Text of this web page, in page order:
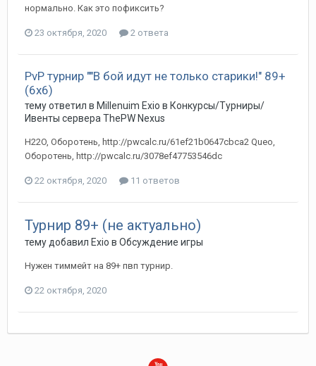
нормально. Как это пофиксить?
23 октября, 2020 2 ответа
PvP турнир ""В бой идут не только старики!" 89+
(6х6)
тему ответил в Millenuim Exio в Конкурсы/Турниры/
Ивенты сервера ThePW Nexus
H22O, Оборотень, http://pwcalc.ru/61ef21b0647cbca2 Queo,
Оборотень, http://pwcalc.ru/3078ef47753546dc
22 октября, 2020 11 ответов
Турнир 89+ (не актуально)
тему добавил Exio в Обсуждение игры
Нужен тиммейт на 89+ пвп турнир.
22 октября, 2020